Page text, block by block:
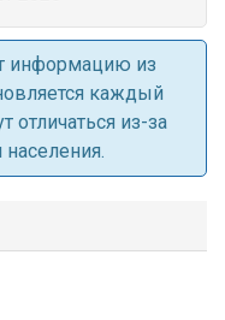
информацию из
каждый
из-за
населения.